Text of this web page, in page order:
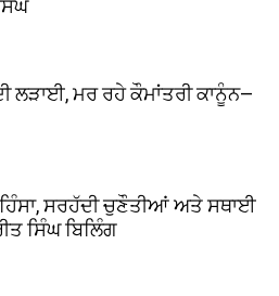
ਲੜਾਈ, ਮਰ ਰਹੇ ਕੌਮਾਂਤਰੀ ਕਾਨੂੰਨ—
ਸਰਹੱਦੀ ਚੁਣੌਤੀਆਂ ਅਤੇ ਸਥਾਈ
ਸਿੰਘ ਬਿਲਿੰਗ